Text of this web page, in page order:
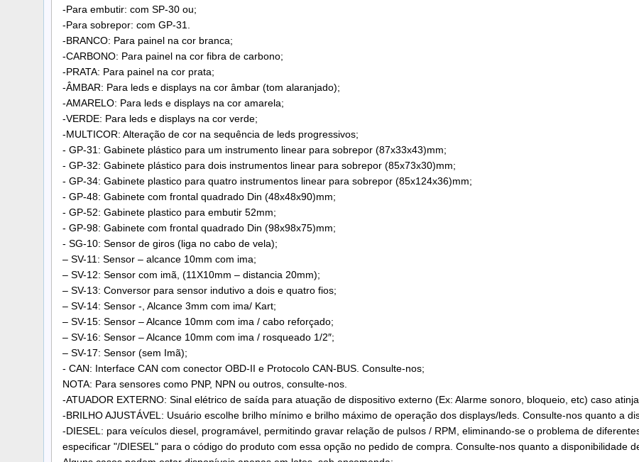
-Para embutir: com SP-30 ou;
-Para sobrepor: com GP-31.
-BRANCO: Para painel na cor branca;
-CARBONO: Para painel na cor fibra de carbono;
-PRATA: Para painel na cor prata;
-ÂMBAR: Para leds e displays na cor âmbar (tom alaranjado);
-AMARELO: Para leds e displays na cor amarela;
-VERDE: Para leds e displays na cor verde;
-MULTICOR: Alteração de cor na sequência de leds progressivos;
- GP-31: Gabinete plástico para um instrumento linear para sobrepor (87x33x43)mm;
- GP-32: Gabinete plástico para dois instrumentos linear para sobrepor (85x73x30)mm;
- GP-34: Gabinete plastico para quatro instrumentos linear para sobrepor (85x124x36)mm;
- GP-48: Gabinete com frontal quadrado Din (48x48x90)mm;
- GP-52: Gabinete plastico para embutir 52mm;
- GP-98: Gabinete com frontal quadrado Din (98x98x75)mm;
- SG-10: Sensor de giros (liga no cabo de vela);
– SV-11: Sensor – alcance 10mm com ima;
– SV-12: Sensor com imã, (11X10mm – distancia 20mm);
– SV-13: Conversor para sensor indutivo a dois e quatro fios;
– SV-14: Sensor -, Alcance 3mm com ima/ Kart;
– SV-15: Sensor – Alcance 10mm com ima / cabo reforçado;
– SV-16: Sensor – Alcance 10mm com ima / rosqueado 1/2″;
– SV-17: Sensor (sem Imã);
- CAN: Interface CAN com conector OBD-II e Protocolo CAN-BUS. Consulte-nos;
NOTA: Para sensores como PNP, NPN ou outros, consulte-nos.
-ATUADOR EXTERNO: Sinal elétrico de saída para atuação de dispositivo externo (Ex: Alarme sonoro, bloqueio, etc) caso
-BRILHO AJUSTÁVEL: Usuário escolhe brilho mínimo e brilho máximo de operação dos displays/leds. Consulte-nos quanto a
-DIESEL: para veículos diesel, programável, permitindo gravar relação de pulsos / RPM, eliminando-se o problema de
especificar "/DIESEL" para o código do produto com essa opção no pedido de compra. Consulte-nos quanto a disponibilidade